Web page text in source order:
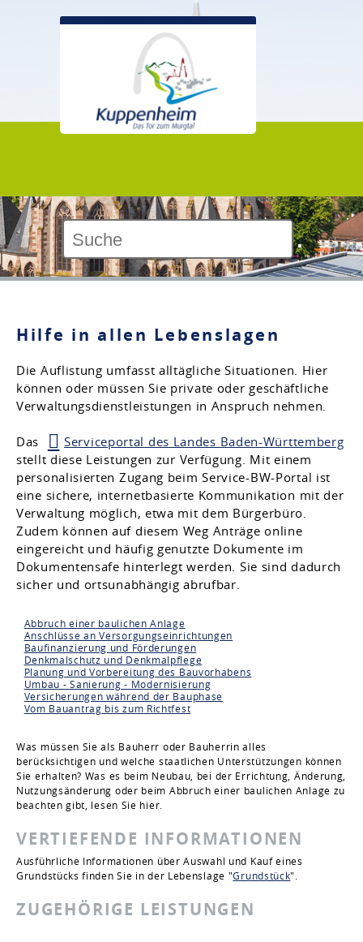
Hilfe in allen Lebenslagen
Die Auflistung umfasst alltägliche Situationen. Hier
können oder müssen Sie private oder geschäftliche
Verwaltungsdienstleistungen in Anspruch nehmen.
Das
Serviceportal des Landes Baden-Württemberg
stellt diese Leistungen zur Verfügung. Mit einem
personalisierten Zugang beim Service-BW-Portal ist
eine sichere, internetbasierte Kommunikation mit der
Verwaltung möglich, etwa mit dem Bürgerbüro.
Zudem können auf diesem Weg Anträge online
eingereicht und häufig genutzte Dokumente im
Dokumentensafe hinterlegt werden. Sie sind dadurch
sicher und ortsunabhängig abrufbar.
Abbruch einer baulichen Anlage
Anschlüsse an Versorgungseinrichtungen
Baufinanzierung und Förderungen
Denkmalschutz und Denkmalpflege
Planung und Vorbereitung des Bauvorhabens
Umbau - Sanierung - Modernisierung
Versicherungen während der Bauphase
Vom Bauantrag bis zum Richtfest
Was müssen Sie als Bauherr oder Bauherrin alles
berücksichtigen und welche staatlichen Unterstützungen können
Sie erhalten? Was es beim Neubau, bei der Errichtung, Änderung,
Nutzungsänderung oder beim Abbruch einer baulichen Anlage zu
beachten gibt, lesen Sie hier.
VERTIEFENDE INFORMATIONEN
Ausführliche Informationen über Auswahl und Kauf eines
Grundstücks finden Sie in der Lebenslage "Grundstück".
ZUGEHÖRIGE LEISTUNGEN